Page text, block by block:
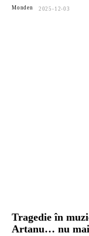
Monden 2025-12-03
Tragedie în
Artanu… nu